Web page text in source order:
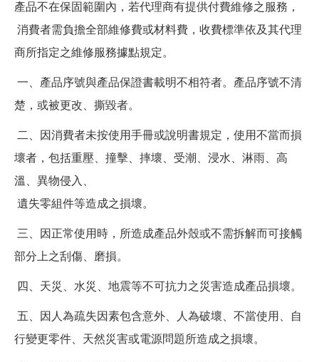
產品不在保固範圍內，若代理商有提供付費維修之服務，
消費者需負擔全部維修費或材料費，收費標準依及其代理
商所指定之維修服務據點規定。
一、產品序號與產品保證書載明不相符者。產品序號不清
楚，或被更改、撕毀者。
二、因消費者未按使用手冊或說明書規定，使用不當而損
壞者，包括重壓、撞擊、摔壞、受潮、浸水、淋雨、高
溫、異物侵入、
遺失零組件等造成之損壞。
三、因正常使用時，所造成產品外殼或不需拆解而可接觸
部分上之刮傷、磨損。
四、天災、水災、地震等不可抗力之災害造成產品損壞。
五、因人為疏失因素包含意外、人為破壞、不當使用、自
行變更零件、天然災害或電源問題所造成之損壞。